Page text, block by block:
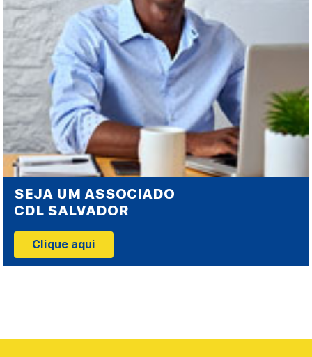
SEJA UM ASSOCIADO
CDL SALVADOR
Clique aqui